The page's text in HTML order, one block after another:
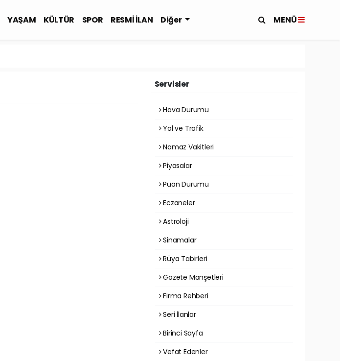
YAŞAM KÜLTÜR SPOR RESMİ İLAN Diğer MENÜ
Servisler
Hava Durumu
Yol ve Trafik
Namaz Vakitleri
Piyasalar
Puan Durumu
Eczaneler
Astroloji
Sinamalar
Rüya Tabirleri
Gazete Manşetleri
Firma Rehberi
Seri İlanlar
Birinci Sayfa
Vefat Edenler